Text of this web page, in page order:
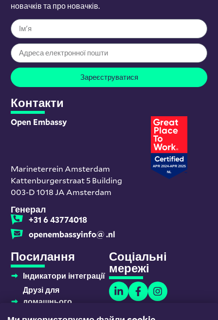
новачків та про новачків.
Зареєструватися
Контакти
Open Embassy
Marineterrein Amsterdam
Kattenburgerstraat 5 Building
003-D 1018 JA Amsterdam
Генерал
+31 6 43774018
openembassyinfo@ .nl
Посилання
Індикатори інтеграції
Друзі для
домашнього
Соціальні
мережі